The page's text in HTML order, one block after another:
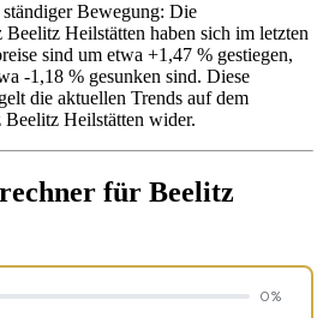
Bewegung: Die
Heilstätten haben sich im letzten
sind um etwa +1,47 % gestiegen,
-1,18 % gesunken sind. Diese
die aktuellen Trends auf dem
Heilstätten wider.
für Beelitz